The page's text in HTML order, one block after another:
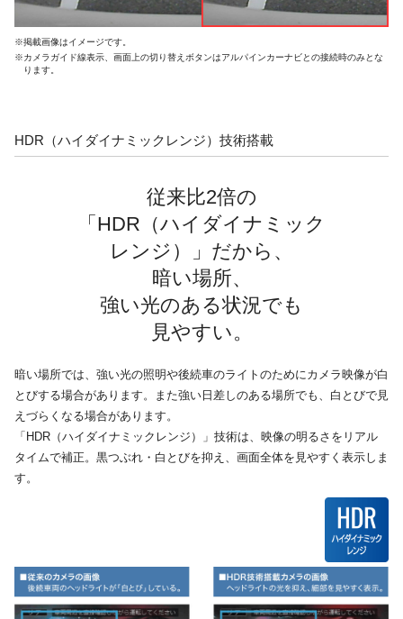
※掲載画像はイメージです。
※カメラガイド線表示、画面上の切り替えボタンはアルパインカーナビとの接続時のみとな
ります。
HDR（ハイダイナミックレンジ）技術搭載
従来比2倍の
「HDR（ハイダイナミック
レンジ）」だから、
暗い場所、
強い光のある状況でも
見やすい。
暗い場所では、強い光の照明や後続車のライトのためにカメラ映像が白
とびする場合があります。また強い日差しのある場所でも、白とびで見
えづらくなる場合があります。
「HDR（ハイダイナミックレンジ）」技術は、映像の明るさをリアル
タイムで補正。黒つぶれ・白とびを抑え、画面全体を見やすく表示しま
す。